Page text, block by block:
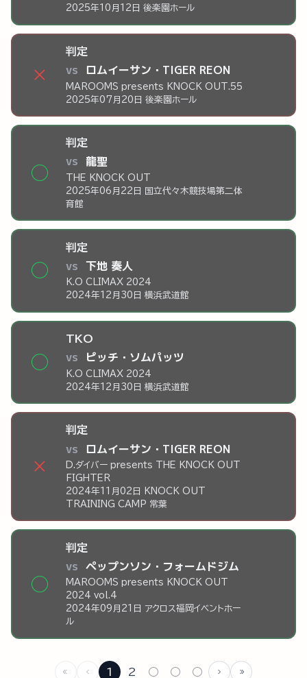
2025年10月12日 後楽園ホール
×
判定
vs ロムイーサン・TIGER REON
MAROOMS presents KNOCK OUT.55
2025年07月20日 後楽園ホール
◯
判定
vs 龍聖
THE KNOCK OUT
2025年06月22日 国立代々木競技場第二体
育館
◯
判定
vs 下地 奏人
K.O CLIMAX 2024
2024年12月30日 横浜武道館
◯
TKO
vs ピッチ・ソムパッツ
K.O CLIMAX 2024
2024年12月30日 横浜武道館
×
判定
vs ロムイーサン・TIGER REON
D.ダイバー presents THE KNOCK OUT
FIGHTER
2024年11月02日 KNOCK OUT
TRAINING CAMP 常葉
◯
判定
vs ペップンソン・フォームドジム
MAROOMS presents KNOCK OUT
2024 vol.4
2024年09月21日 アクロス福岡イベントホー
ル
1 2 ○ ○ ○